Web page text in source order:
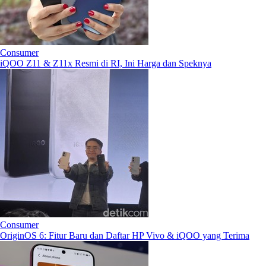
Consumer
iQOO Z11 & Z11x Resmi di RI, Ini Harga dan Speknya
Consumer
OriginOS 6: Fitur Baru dan Daftar HP Vivo & iQOO yang Terima